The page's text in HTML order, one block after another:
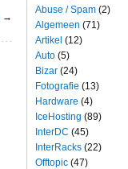
→
Abuse / Spam (2)
Algemeen (71)
Artikel (12)
Auto (5)
Bizar (24)
Fotografie (13)
Hardware (4)
IceHosting (89)
InterDC (45)
InterRacks (22)
Offtopic (47)